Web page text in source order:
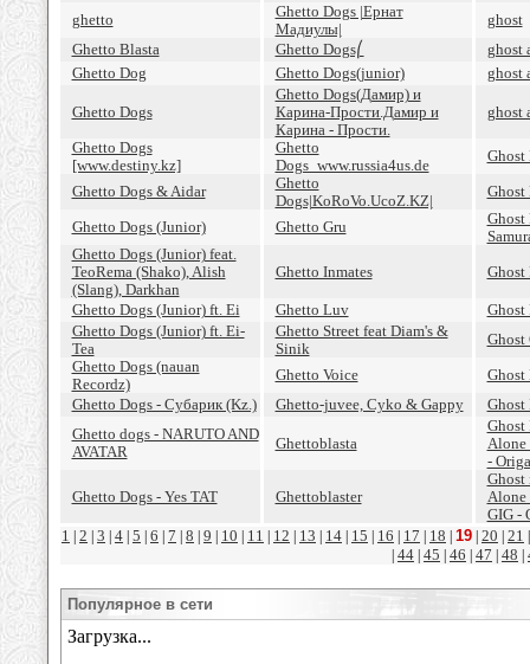
ghetto
Ghetto Dogs |Ернат
Мадиулы|
ghost
Ghetto Blasta
Ghetto Dogs⎛
ghost
Ghetto Dog
Ghetto Dogs(junior) ghost
Ghetto Dogs
Ghetto Dogs(Дамир) и
Карина-Прости.Дамир и
Карина - Прости.
ghost
Ghetto Dogs
[www.destiny.kz]
Ghetto
Dogs_www.russia4us.de
Ghost
Ghetto Dogs & Aidar
Ghetto
Dogs|KoRoVo.UcoZ.KZ|
Ghost
Ghetto Dogs (Junior)
Ghetto Gru
Ghost
Ghetto Dogs (Junior) feat.
TeoRema (Shako), Alish
(Slang), Darkhan
Ghetto Inmates Ghost
Ghetto Dogs (Junior) ft. Ei Ghetto Luv
Ghost
Ghetto Dogs (Junior) ft. Ei-
Tea
Ghetto Street feat Diam's &
Sinik
Ghost
Ghetto Dogs (nauan
Recordz)
Ghetto Voice
Ghost
Ghetto Dogs - Cубарик (Kz.)
Ghetto-juvee, Cyko & Gappy
Ghost
Ghetto dogs - NARUTO AND
AVATAR
Ghettoblasta
Ghost
Alone
- Origa
Ghetto Dogs - Yes TAT
Ghettoblaster
Ghost
Alone
GIG -
1 2 3 4 5 6 7 8 9 10 11 12 13 14 15 16 17 18 19 20 21
44 45 46 47 48
Популярное в сети